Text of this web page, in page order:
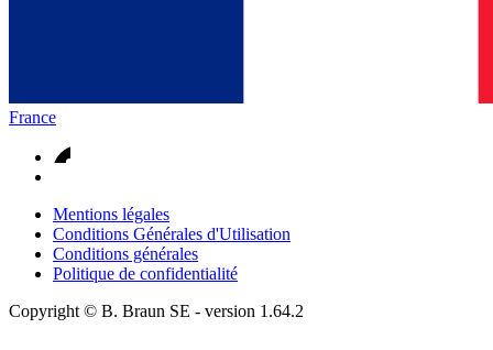
France
Mentions légales
Conditions Générales d'Utilisation
Conditions générales
Politique de confidentialité
Copyright © B. Braun SE - version 1.64.2